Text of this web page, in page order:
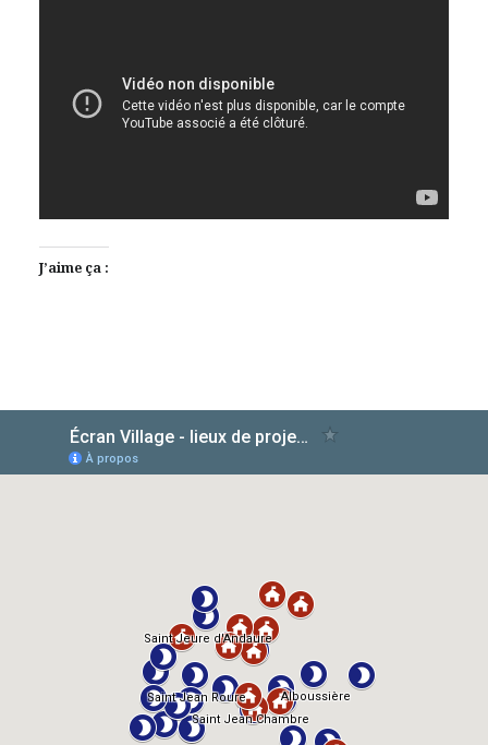
J’aime ça :
AlloCiné